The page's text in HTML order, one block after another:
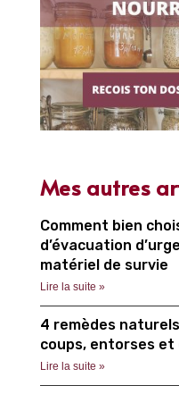
Mes autres
Comment bien
d’évacuation
matériel de survie
Lire la suite »
4 remèdes
coups, entorses et
Lire la suite »